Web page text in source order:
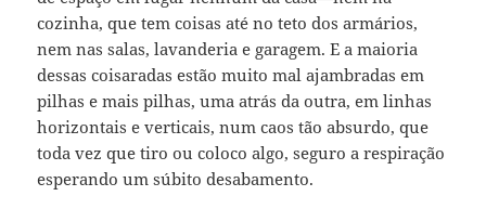
cozinha, que tem coisas até no teto dos armários,
nem nas salas, lavanderia e garagem. E a maioria
dessas coisaradas estão muito mal ajambradas em
pilhas e mais pilhas, uma atrás da outra, em linhas
horizontais e verticais, num caos tão absurdo, que
toda vez que tiro ou coloco algo, seguro a respiração
esperando um súbito desabamento.